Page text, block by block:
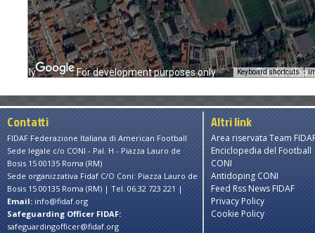
For
For development purposes only
only Keyboard shortcuts
Contatti
FIDAF Federazione Italiana di American Football
Sede legale c/o CONI - Pal. H - Piazza Lauro de
Bosis 15 00135 Roma (RM)
Sede organizzativa Fidaf C/O Coni: Piazza Lauro de
Bosis 15 00135 Roma (RM) | Tel. 06.32 723 221 |
Email: info@fidaf.org
Safeguarding Officer FIDAF:
safeguardingofficer@fidaf.org
Altri link
Area riservata Team
Enciclopedia del Football
CONI
Antidoping CONI
Feed Rss News FIDAF
Privacy Policy
Cookie Policy